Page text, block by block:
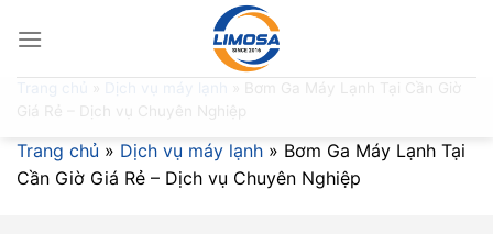
Bơm Ga Máy Lạnh Tại Cần Giờ
Giá Rẻ – Dịch vụ Chuyên Nghiệp
Trang chủ » Dịch vụ máy lạnh » Bơm Ga Máy Lạnh Tại
Cần Giờ Giá Rẻ – Dịch vụ Chuyên Nghiệp